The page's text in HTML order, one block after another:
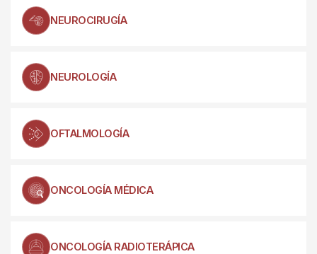
NEUROCIRUGÍA
NEUROLOGÍA
OFTALMOLOGÍA
ONCOLOGÍA MÉDICA
ONCOLOGÍA RADIOTERÁPICA